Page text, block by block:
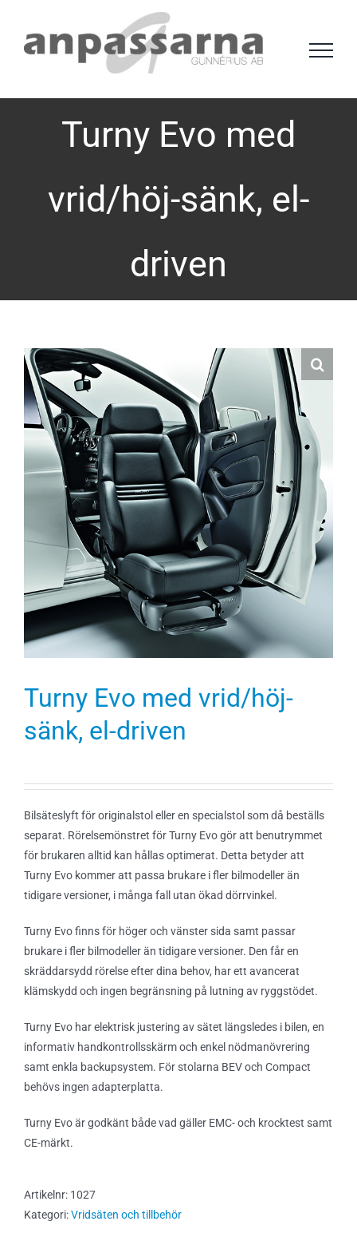
innehållet
Turny Evo med
vrid/höj-sänk, el-
driven
Turny Evo med vrid/höj-
sänk, el-driven
Bilsäteslyft för originalstol eller en specialstol som då beställs
separat. Rörelsemönstret för Turny Evo gör att benutrymmet
för brukaren alltid kan hållas optimerat. Detta betyder att
Turny Evo kommer att passa brukare i fler bilmodeller än
tidigare versioner, i många fall utan ökad dörrvinkel.
Turny Evo finns för höger och vänster sida samt passar
brukare i fler bilmodeller än tidigare versioner. Den får en
skräddarsydd rörelse efter dina behov, har ett avancerat
klämskydd och ingen begränsning på lutning av ryggstödet.
Turny Evo har elektrisk justering av sätet längsledes i bilen, en
informativ handkontrollsskärm och enkel nödmanövrering
samt enkla backupsystem. För stolarna BEV och Compact
behövs ingen adapterplatta.
Turny Evo är godkänt både vad gäller EMC- och krocktest samt
CE-märkt.
Artikelnr: 1027
Kategori:Vridsäten och tillbehör